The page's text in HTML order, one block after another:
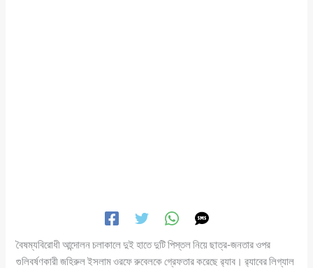
বৈষম্যবিরোধী আন্দোলন চলাকালে দুই হাতে দুটি পিস্তল নিয়ে ছাত্র-জনতার ওপর
গুলিবর্ষণকারী জহিরুল ইসলাম ওরফে রুবেলকে গ্রেফতার করেছে র‍্যাব। র‍্যাবের লিগ্যাল